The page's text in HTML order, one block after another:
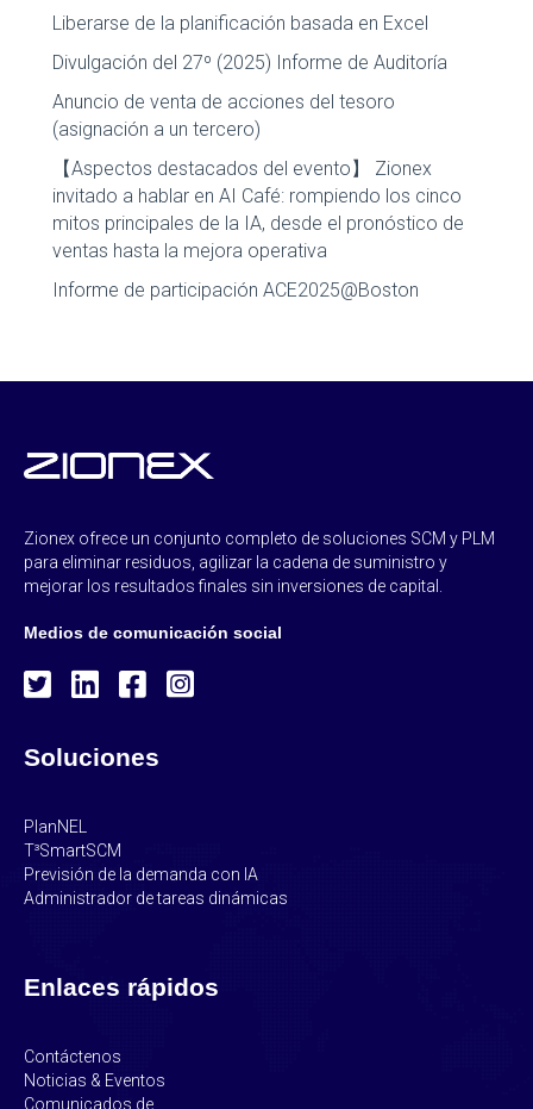
Liberarse de la planificación basada en Excel
Divulgación del 27º (2025) Informe de Auditoría
Anuncio de venta de acciones del tesoro
(asignación a un tercero)
【Aspectos destacados del evento】 Zionex
invitado a hablar en AI Café: rompiendo los cinco
mitos principales de la IA, desde el pronóstico de
ventas hasta la mejora operativa
Informe de participación ACE2025@Boston
Zionex ofrece un conjunto completo de soluciones SCM y PLM
para eliminar residuos, agilizar la cadena de suministro y
mejorar los resultados finales sin inversiones de capital.
Medios de comunicación social
Soluciones
PlanNEL
T³SmartSCM
Previsión de la demanda con IA
Administrador de tareas dinámicas
Enlaces rápidos
Contáctenos
Noticias & Eventos
Comunicados de